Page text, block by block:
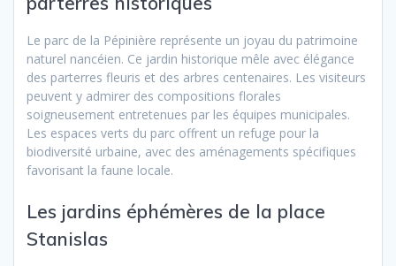
Le parc de la Pépinière représente un joyau du patrimoine
naturel nancéien. Ce jardin historique mêle avec élégance
des parterres fleuris et des arbres centenaires. Les visiteurs
peuvent y admirer des compositions florales
soigneusement entretenues par les équipes municipales.
Les espaces verts du parc offrent un refuge pour la
biodiversité urbaine, avec des aménagements spécifiques
favorisant la faune locale.
Les jardins éphémères de la place
Stanislas